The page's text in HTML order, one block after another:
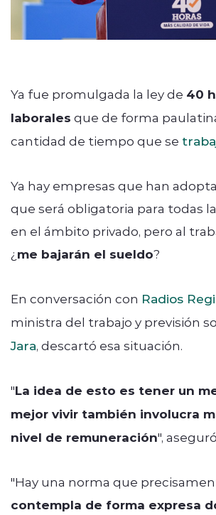
Ya fue promulgada la ley de 40
laborales que de forma
cantidad de tiempo que se
Ya hay empresas que han
que será obligatoria para todas
en el ámbito privado, pero al
¿ me bajarán el sueldo?
En conversación con Radios
ministra del trabajo y previsión
Jara, descartó esa situación.
"La idea de esto es tener un
mejor vivir también involucra
nivel de remuneración",
"Hay una norma que
contempla de forma expresa